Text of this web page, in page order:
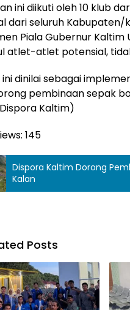
ini diikuti oleh 10 klub
dari seluruh
Piala Gubernur Kaltim
atlet-atlet potensial,
ini dinilai sebagai
pembinaan sepak
Kaltim)
145
Dispora Kaltim Dorong
Kalan
Posts